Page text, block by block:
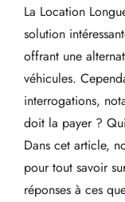
La Location
solution
offrant une
véhicules.
interrogations,
doit la payer ?
Dans cet article,
pour tout savoir
réponses à ces